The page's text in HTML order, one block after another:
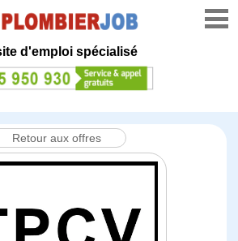
d'emploi spécialisé
Retour aux offres